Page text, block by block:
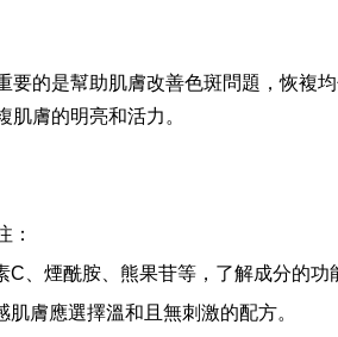
的是幫助肌膚改善色斑問題，恢複
膚的明亮和活力。
：
、煙酰胺、熊果苷等，了解成分的功
膚應選擇溫和且無刺激的配方。